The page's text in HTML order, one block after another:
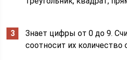
Знает цифры от 0 до 9.
соотносит их количество